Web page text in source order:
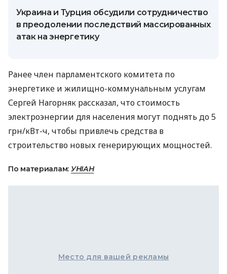
Украина и Турция обсудили сотрудничество
в преодолении последствий массированных
атак на энергетику
Ранее член парламентского комитета по
энергетике и жилищно-коммунальным услугам
Сергей Нагорняк рассказал, что стоимость
электроэнергии для населения могут поднять до 5
грн/кВт-ч, чтобы привлечь средства в
строительство новых генерирующих мощностей.
По материалам: УНІАН
Место для вашей рекламы